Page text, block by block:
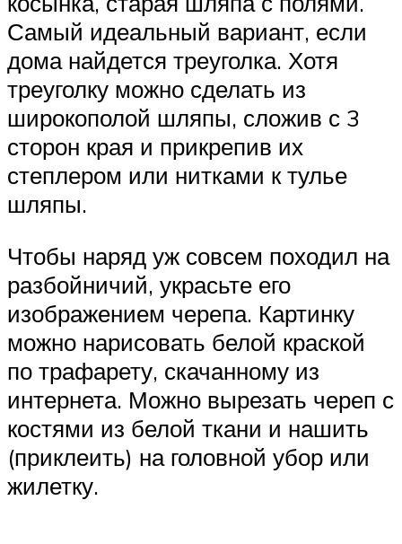
Самый идеальный вариант, если
дома найдется треуголка. Хотя
треуголку можно сделать из
широкополой шляпы, сложив с 3
сторон края и прикрепив их
степлером или нитками к тулье
шляпы.
Чтобы наряд уж совсем походил на
разбойничий, украсьте его
изображением черепа. Картинку
можно нарисовать белой краской
по трафарету, скачанному из
интернета. Можно вырезать череп с
костями из белой ткани и нашить
(приклеить) на головной убор или
жилетку.